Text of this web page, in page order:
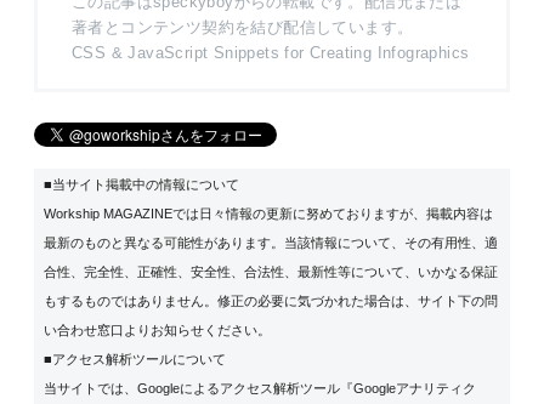
著者とコンテンツ契約を結び配信しています。
CSS & JavaScript Snippets for Creating Infographics
■当サイト掲載中の情報について
Workship MAGAZINEでは日々情報の更新に努めておりますが、掲載内容は
最新のものと異なる可能性があります。当該情報について、その有用性、適
合性、完全性、正確性、安全性、合法性、最新性等について、いかなる保証
もするものではありません。修正の必要に気づかれた場合は、サイト下の問
い合わせ窓口よりお知らせください。
■アクセス解析ツールについて
当サイトでは、Googleによるアクセス解析ツール『Googleアナリティク